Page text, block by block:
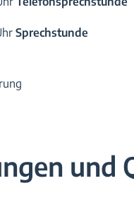
Sprechstunde
und